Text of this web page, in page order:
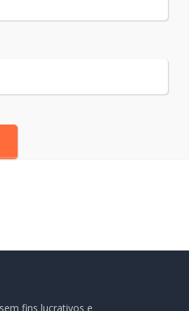
fins lucrativos e